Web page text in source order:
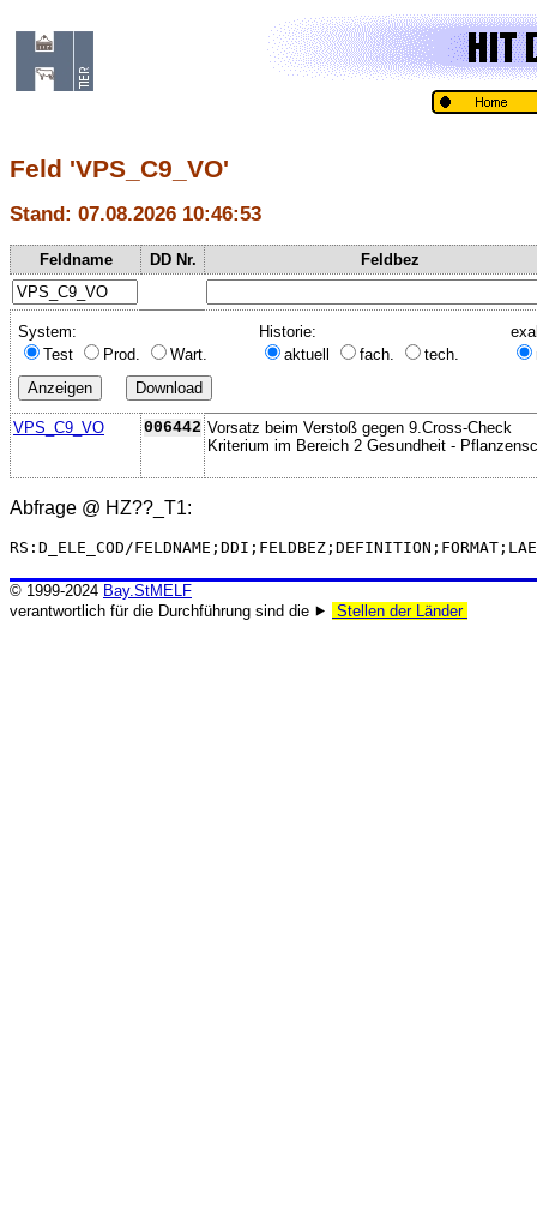
Feld 'VPS_C9_VO'
Stand: 07.08.2026 10:46:53
Feldname DD Nr. Feldbez
System:
Test
Prod. Wart.
Historie:
aktuell
fach. tech.
VPS_C9_VO 006442 Vorsatz beim Verstoß gegen 9.Cross-Check
Kriterium im Bereich 2 Gesundheit -
Abfrage @ HZ??_T1:
RS:D_ELE_COD/
© 1999-2024 Bay.StMELF
verantwortlich für die Durchführung sind die ⯈
Stellen der Länder